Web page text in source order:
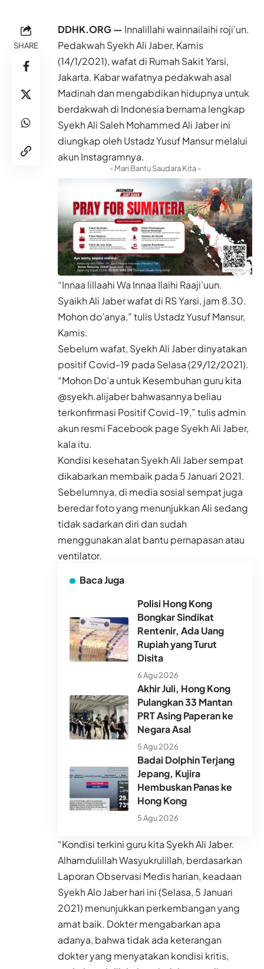
SHARE
DDHK.ORG — Innalillahi wainnailaihi roji’un.
Pedakwah Syekh Ali Jaber, Kamis
(14/1/2021), wafat di Rumah Sakit Yarsi,
Jakarta. Kabar wafatnya pedakwah asal
Madinah dan mengabdikan hidupnya untuk
berdakwah di Indonesia bernama lengkap
Syekh Ali Saleh Mohammed Ali Jaber ini
diungkap oleh UstadzYusuf Mansurmelalui
akun Instagramnya.
- Mari Bantu Saudara Kita -
“Innaa lillaahi Wa Innaa Ilaihi Raaji’uun.
Syaikh Ali Jaber wafat di RS Yarsi, jam 8.30.
Mohon do’anya,” tulis Ustadz Yusuf Mansur,
Kamis.
Sebelum wafat, Syekh Ali Jaber dinyatakan
positif Covid-19 pada Selasa (29/12/2021).
“Mohon Do’a untuk Kesembuhan guru kita
@syekh.alijaber bahwasannya beliau
terkonfirmasi Positif Covid-19,” tulis admin
akun resmi Facebook page Syekh Ali Jaber,
kala itu.
Kondisi kesehatan Syekh Ali Jaber sempat
dikabarkan membaik pada 5 Januari 2021.
Sebelumnya, di media sosial sempat juga
beredar foto yang menunjukkan Ali sedang
tidak sadarkan diri dan sudah
menggunakan alat bantu pernapasan atau
ventilator.
Baca Juga
Polisi Hong Kong
Bongkar Sindikat
Rentenir, Ada Uang
Rupiah yang Turut
Disita
6 Agu 2026
Akhir Juli, Hong Kong
Pulangkan 33 Mantan
PRT Asing Paperan ke
Negara Asal
5 Agu 2026
Badai Dolphin Terjang
Jepang, Kujira
Hembuskan Panas ke
Hong Kong
5 Agu 2026
“Kondisi terkini guru kita Syekh Ali Jaber.
Alhamdulillah Wasyukrulillah, berdasarkan
Laporan Observasi Medis harian, keadaan
Syekh Alo Jaber hari ini (Selasa, 5 Januari
2021) menunjukkan perkembangan yang
amat baik. Dokter mengabarkan apa
adanya, bahwa tidak ada keterangan
dokter yang menyatakan kondisi kritis,